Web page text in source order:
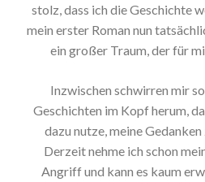
stolz, dass ich die Geschichte
mein erster Roman nun
ein großer Traum, der für
Inzwischen schwirren mir
Geschichten im Kopf herum,
dazu nutze, meine
Derzeit nehme ich schon
Angriff und kann es kaum